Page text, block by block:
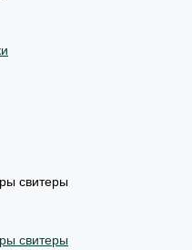
свитеры
свитеры